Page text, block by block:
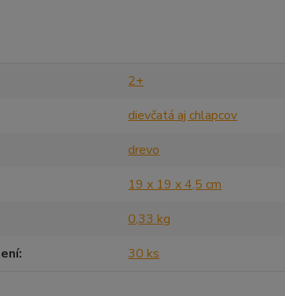
2+
dievčatá aj chlapcov
drevo
19 x 19 x 4,5 cm
0,33 kg
30 ks